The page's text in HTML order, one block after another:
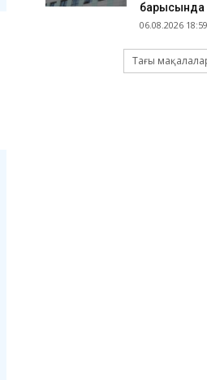
барысында
06.08.2026 18:59
Тағы